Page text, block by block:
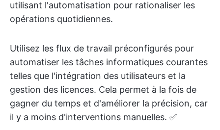
utilisant l'automatisation pour rationaliser les
opérations quotidiennes.
Utilisez les flux de travail préconfigurés pour
automatiser les tâches informatiques courantes
telles que l'intégration des utilisateurs et la
gestion des licences. Cela permet à la fois de
gagner du temps et d'améliorer la précision, car
il y a moins d'interventions manuelles. ✅